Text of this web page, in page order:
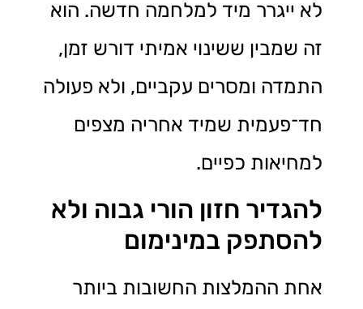
לא ייגרר מיד למלחמה חדשה. הוא
זה שמבין ששינוי אמיתי דורש זמן,
התמדה ומסרים עקביים, ולא פעולה
חד־פעמית שמיד אחריה מצפים
למחיאות כפיים.
להגדיר חזון הורי גבוה ולא
להסתפק במינימום
אחת ההמלצות החשובות ביותר